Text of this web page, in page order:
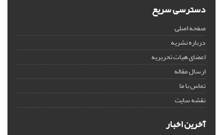
دسترسی سریع
صفحه اصلی
درباره نشریه
اعضای هیات تحریریه
ارسال مقاله
تماس با ما
نقشه سایت
آخرین اخبار